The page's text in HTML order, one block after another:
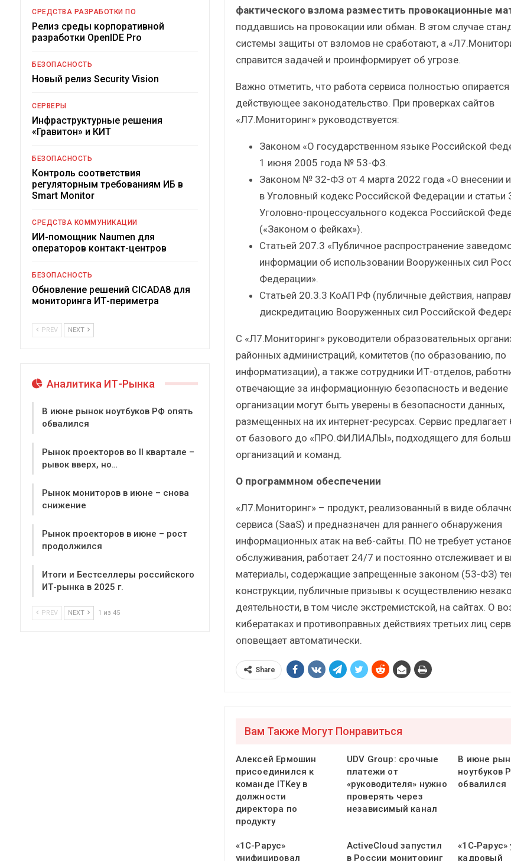
фактического взлома разместить провокационные
поддавшись на провокации или обман. В этом случае
системы защиты от взломов не сработают, а
справится задачей и проинформирует об угрозе.
Важно отметить, что работа сервиса полностью опирается
действующее законодательство. При проверках сайтов
«Л7.Мониторинг» руководствуется:
Законом «О государственном языке Российской
1 июня 2005 года № 53-ФЗ.
Законом № 32-ФЗ от 4 марта 2022 года «О внесении
в Уголовный кодекс Российской Федерации и статьи
Уголовно-процессуального кодекса Российской
(«Законом о фейках»).
Статьей 207.3 «Публичное распространение
информации об использовании Вооруженных сил
Федерации».
Статьей 20.3.3 КоАП РФ (публичные действия,
дискредитацию Вооруженных сил Российской
С «Л7.Мониторинг» руководители образовательных
районных администраций, комитетов (по образованию, по
информатизации), а также сотрудники ИТ-отделов,
отвечающие за информационную безопасность и ведение
организации могут быть уверены в безопасности данных,
размещенных на их интернет-ресурсах. Сервис предлагает
от базового до «ПРО.ФИЛИАЛЫ», подходящего для
организаций и команд.
О программном обеспечении
«Л7.Мониторинг» – продукт, реализованный в виде
сервиса (SaaS) и предназначен для раннего обнаружения
информационных атак на веб-сайты. ПО не требует
обслуживания, работает 24/7 и постоянно отслеживает и
материалы, содержащие запрещенные законом (53-ФЗ)
конструкции, публичные призывы к осуществлению
деятельности, в том числе экстремистской, на сайтах. О
кибератаках и противоправных действиях третьих лиц
оповещает автоматически.
Share
Вам Также Могут Понравиться
Алексей Ермошин
присоединился к
команде ITKey в
должности
директора по
продукту
UDV Group: срочные
платежи от
«руководителя» нужно
проверять через
независимый канал
В июне
ноутбуков
обвалился
«1С-Рарус»
унифицировал
ActiveCloud запустил
в России мониторинг
«1С‑Рарус»
кадровый
СРЕДСТВА РАЗРАБОТКИ ПО
Релиз среды корпоративной
разработки OpenIDE Pro
БЕЗОПАСНОСТЬ
Новый релиз Security Vision
СЕРВЕРЫ
Инфраструктурные решения
«Гравитон» и КИТ
БЕЗОПАСНОСТЬ
Контроль соответствия
регуляторным требованиям ИБ в
Smart Monitor
СРЕДСТВА КОММУНИКАЦИИ
ИИ-помощник Naumen для
операторов контакт-центров
БЕЗОПАСНОСТЬ
Обновление решений CICADA8 для
мониторинга ИТ-периметра
PREV NEXT
Аналитика ИТ-Рынка
В июне рынок ноутбуков РФ опять
обвалился
Рынок проекторов во II квартале –
рывок вверх, но…
Рынок мониторов в июне – снова
снижение
Рынок проекторов в июне – рост
продолжился
Итоги и Бестселлеры российского
ИТ-рынка в 2025 г.
PREV NEXT 1 из 45